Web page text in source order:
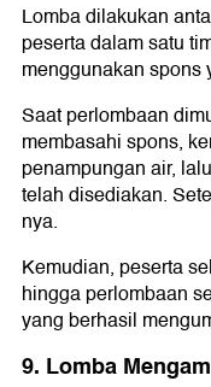
Lomba dilakukan
peserta dalam satu
menggunakan spons
Saat perlombaan
membasahi spons,
penampungan air,
telah disediakan.
nya.
Kemudian, peserta
hingga perlombaan
yang berhasil
9. Lomba